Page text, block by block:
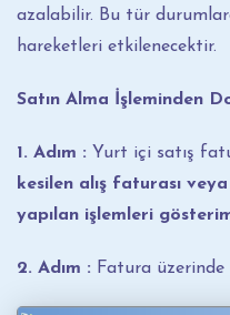
azalabilir. Bu tür
hareketleri etkilenecektir.
Satın Alma İşleminden
1. Adım : Yurt içi satış
kesilen alış faturası
yapılan işlemleri
2. Adım : Fatura